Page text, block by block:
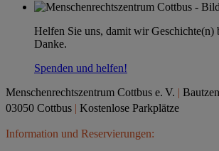
Helfen Sie uns, damit wir Geschichte(n)
Danke.
Spenden und helfen!
Menschenrechtszentrum Cottbus e. V. |
03050 Cottbus | Kostenlose Parkplätze
Information und Reservierungen: